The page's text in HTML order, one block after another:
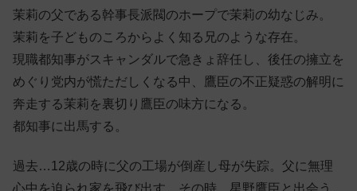
茉莉の父である幹事長派閥のホープで茉莉の幼なじみ。
茉莉を子どものころからよく知る兄のような存在。
現職都知事がスキャンダルで急きょ辞任し、後任の擁立を
めぐり党内が慌ただしくなる中、鷹臣の不正疑惑の解明に
奔走する茉莉を裏切り鷹臣の味方になる。
都知事に出馬する。
過去…12歳の時に父の工場が倒産し母が失踪。父に無理